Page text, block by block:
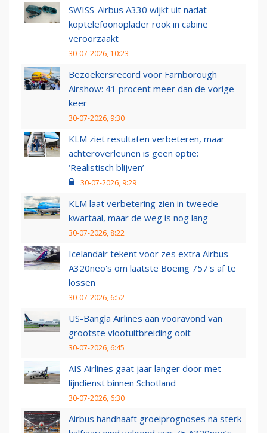
SWISS-Airbus A330 wijkt uit nadat
koptelefoonoplader rook in cabine
veroorzaakt
30-07-2026, 10:23
Bezoekersrecord voor Farnborough
Airshow: 41 procent meer dan de vorige
keer
30-07-2026, 9:30
KLM ziet resultaten verbeteren, maar
achteroverleunen is geen optie:
‘Realistisch blijven’
30-07-2026, 9:29
KLM laat verbetering zien in tweede
kwartaal, maar de weg is nog lang
30-07-2026, 8:22
Icelandair tekent voor zes extra Airbus
A320neo's om laatste Boeing 757's af te
lossen
30-07-2026, 6:52
US-Bangla Airlines aan vooravond van
grootste vlootuitbreiding ooit
30-07-2026, 6:45
AIS Airlines gaat jaar langer door met
lijndienst binnen Schotland
30-07-2026, 6:30
Airbus handhaaft groeiprognoses na sterk